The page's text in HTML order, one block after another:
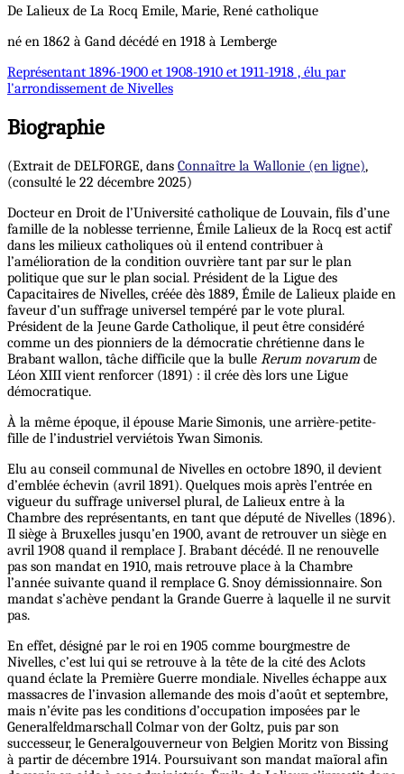
De Lalieux de La Rocq Emile, Marie, René catholique
né en 1862 à Gand décédé en 1918 à Lemberge
Représentant 1896-1900 et 1908-1910 et 1911-1918 , élu par
l'arrondissement de Nivelles
Biographie
(Extrait de DELFORGE, dans Connaître la Wallonie (en ligne),
(consulté le 22 décembre 2025)
Docteur en Droit de l’Université catholique de Louvain, fils d’une
famille de la noblesse terrienne, Émile Lalieux de la Rocq est actif
dans les milieux catholiques où il entend contribuer à
l’amélioration de la condition ouvrière tant par sur le plan
politique que sur le plan social. Président de la Ligue des
Capacitaires de Nivelles, créée dès 1889, Émile de Lalieux plaide en
faveur d’un suffrage universel tempéré par le vote plural.
Président de la Jeune Garde Catholique, il peut être considéré
comme un des pionniers de la démocratie chrétienne dans le
Brabant wallon, tâche difficile que la bulle Rerum novarum de
Léon XIII vient renforcer (1891) : il crée dès lors une Ligue
démocratique.
À la même époque, il épouse Marie Simonis, une arrière-petite-
fille de l’industriel verviétois Ywan Simonis.
Elu au conseil communal de Nivelles en octobre 1890, il devient
d’emblée échevin (avril 1891). Quelques mois après l’entrée en
vigueur du suffrage universel plural, de Lalieux entre à la
Chambre des représentants, en tant que député de Nivelles (1896).
Il siège à Bruxelles jusqu’en 1900, avant de retrouver un siège en
avril 1908 quand il remplace J. Brabant décédé. Il ne renouvelle
pas son mandat en 1910, mais retrouve place à la Chambre
l’année suivante quand il remplace G. Snoy démissionnaire. Son
mandat s’achève pendant la Grande Guerre à laquelle il ne survit
pas.
En effet, désigné par le roi en 1905 comme bourgmestre de
Nivelles, c’est lui qui se retrouve à la tête de la cité des Aclots
quand éclate la Première Guerre mondiale. Nivelles échappe aux
massacres de l’invasion allemande des mois d’août et septembre,
mais n’évite pas les conditions d’occupation imposées par le
Generalfeldmarschall Colmar von der Goltz, puis par son
successeur, le Generalgouverneur von Belgien Moritz von Bissing
à partir de décembre 1914. Poursuivant son mandat maïoral afin